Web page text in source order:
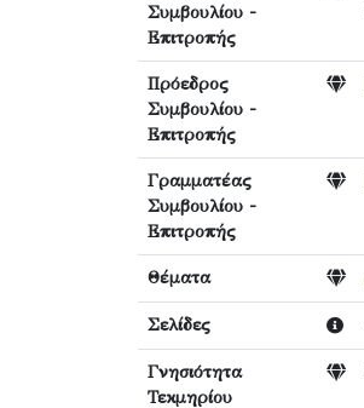
Συμβουλίου -
Επιτροπής
Πρόεδρος
Συμβουλίου -
Επιτροπής
Γραμματέας
Συμβουλίου -
Επιτροπής
Θέματα
Σελίδες
Γνησιότητα
Τεκμηρίου